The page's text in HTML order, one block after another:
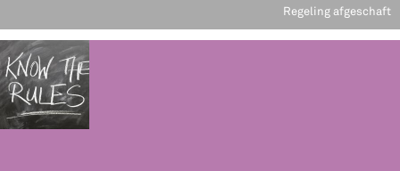
Regeling afgeschaft